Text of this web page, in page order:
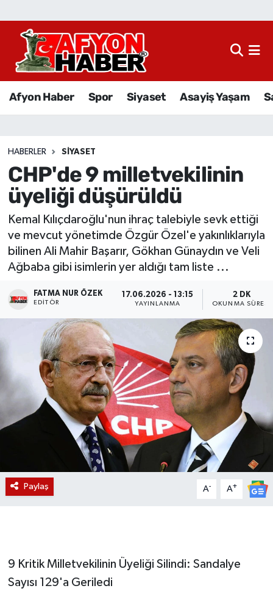
Afyon Haber Spor Siyaset Asayiş Yaşam
HABERLER SIYASET
CHP'de 9 milletvekilinin
üyeliği düşürüldü
Kemal Kılıçdaroğlu'nun ihraç talebiyle sevk ettiği
ve mevcut yönetimde Özgür Özel'e yakınlıklarıyla
bilinen Ali Mahir Başarır, Gökhan Günaydın ve Veli
Ağbaba gibi isimlerin yer aldığı tam liste ...
FATMA NUR ÖZEK
EDITÖR
17.06.2026 - 13:15
YAYINLANMA
2 DK
OKUNMA SÜRESI
Paylaş A- A+
9 Kritik Milletvekilinin Üyeliği Silindi: Sandalye
Sayısı 129'a Geriledi
Afyon Haber
Sağlık
Eğitim
Sivil Toplum
Ekonomi
Magazin
Etkinlikler